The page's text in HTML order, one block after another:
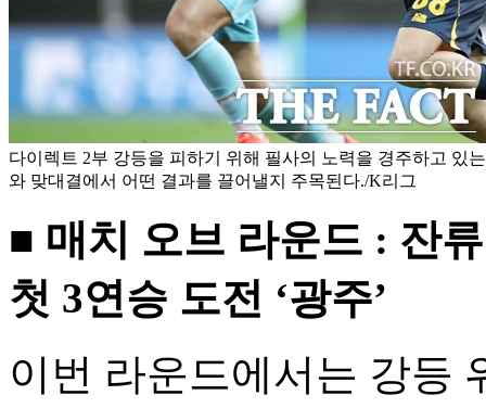
다이렉트 2부 강등을 피하기 위해 필사의 노력을 경주하고 있
와 맞대결에서 어떤 결과를 끌어낼지 주목된다./K리그
■ 매치 오브 라운드 : 잔
첫 3연승 도전 ‘광주’
이번 라운드에서는 강등